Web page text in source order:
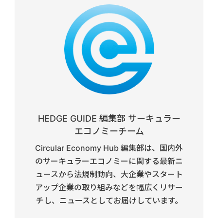
HEDGE GUIDE 編集部 サーキュラー
エコノミーチーム
Circular Economy Hub 編集部は、国内外
のサーキュラーエコノミーに関する最新ニ
ュースから法規制動向、大企業やスタート
アップ企業の取り組みなどを幅広くリサー
チし、ニュースとしてお届けしています。